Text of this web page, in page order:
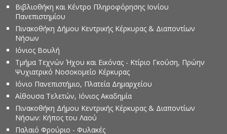
Βιβλιοθήκη και Κέντρο Πληροφόρησης Ιονίου
Πανεπιστημίου
Πινακοθήκη Δήμου Κεντρικής Κέρκυρας & Διαποντίων
Νήσων
Ιόνιος Βουλή
Τμήμα Τεχνών Ήχου και Εικόνας - Κτίριο Γκούση, Πρώην
Ψυχιατρικό Νοσοκομείο Κέρκυρας
Ιόνιο Πανεπιστήμιο, Πλατεία Δημαρχείου
Αίθουσα Τελετών, Ιόνιος Ακαδημία
Πινακοθήκη Δήμου Κεντρικής Κέρκυρας & Διαποντίων
Νήσων: Κήπος του Λαού
Παλαιό Φρούριο - Φυλακές